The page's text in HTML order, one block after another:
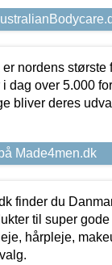
nordens
dag over 5.000
bliver deres
Made4men.dk
finder du
til super
hårpleje,